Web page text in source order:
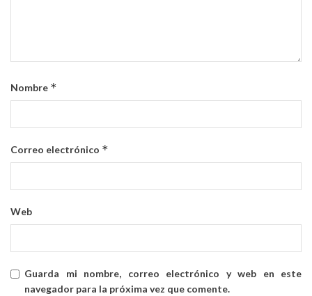
Nombre *
Correo electrónico *
Web
Guarda mi nombre, correo electrónico y web en este
navegador para la próxima vez que comente.